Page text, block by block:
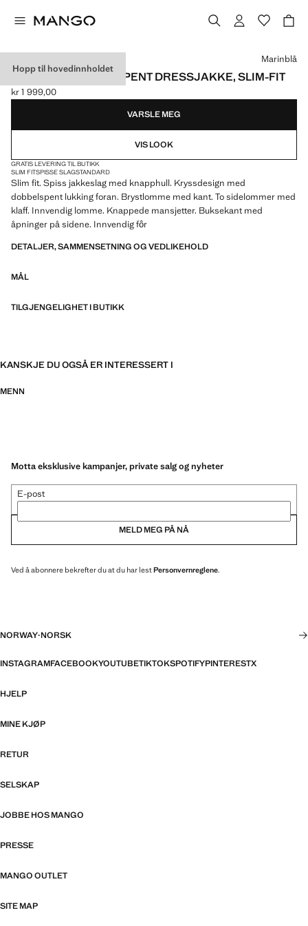
Hopp til hovedinnholdet
MONACO DOBBELTSPENT DRESSJAKKE, SLIM-FIT
Gjeldende pris [kr 1 999,00 ]
kr 1 999,00
Velg en farge
Marinblå
VARSLE MEG
VIS LOOK
GRATIS LEVERING TIL BUTIKK
SLIM FITSPISSE SLAGSTANDARD
Slim fit. Spiss jakkeslag med knapphull. Kryssdesign med
dobbelspent lukking foran. Brystlomme med kant. To sidelommer med
klaff. Innvendig lomme. Knappede mansjetter. Buksekant med
åpninger på sidene. Innvendig fôr
DETALJER, SAMMENSETNING OG VEDLIKEHOLD
MÅL
TILGJENGELIGHET I BUTIKK
KANSKJE DU OGSÅ ER INTERESSERT I
MENN
Motta eksklusive kampanjer, private salg og nyheter
E-post
MELD MEG PÅ NÅ
Ved å abonnere bekrefter du at du har lestPersonvernreglene.
NORWAY·NORSK
INSTAGRAMFACEBOOKYOUTUBETIKTOKSPOTIFYPINTERESTX
HJELP
MINE KJØP
RETUR
SELSKAP
JOBBE HOS MANGO
PRESSE
MANGO OUTLET
SITE MAP